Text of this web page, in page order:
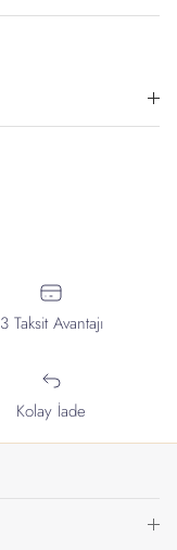
3 Taksit Avantajı
Kolay İade